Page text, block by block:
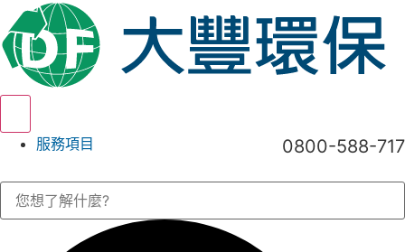
服務項目 0800-588-717